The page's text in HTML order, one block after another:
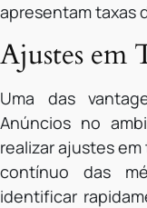
apresentam taxas
Ajustes em
Uma das
Anúncios no
realizar ajustes
contínuo das
identificar